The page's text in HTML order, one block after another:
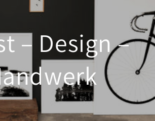
– Design –